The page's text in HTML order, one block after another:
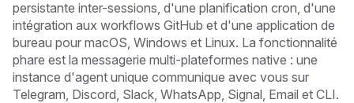
persistante inter-sessions, d'une planification cron, d'une
intégration aux workflows GitHub et d'une application de
bureau pour macOS, Windows et Linux. La fonctionnalité
phare est la messagerie multi-plateformes native : une
instance d'agent unique communique avec vous sur
Telegram, Discord, Slack, WhatsApp, Signal, Email et CLI.